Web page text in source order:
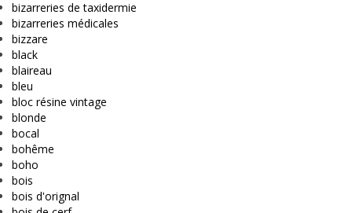
bizarreries de taxidermie
bizarreries médicales
bizzare
black
blaireau
bleu
bloc résine vintage
blonde
bocal
bohême
boho
bois
bois d'orignal